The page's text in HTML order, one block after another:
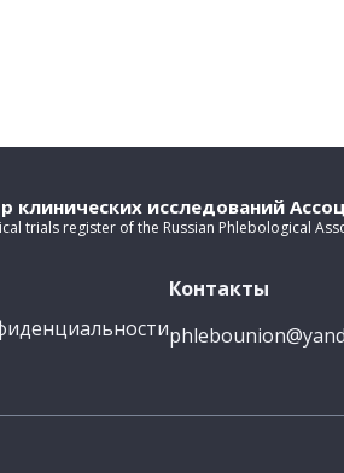
клинических исследований
trials register of the Russian Phlebological
Контакты